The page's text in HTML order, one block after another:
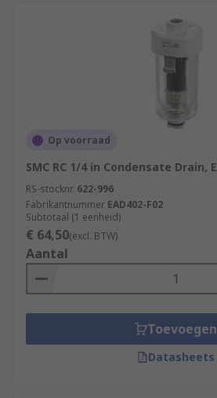
Op voorraad
SMC RC 1/4 in Condensate Drain,
RS-stocknr. 622-996
Fabrikantnummer EAD402-F02
Subtotaal (1 eenheid)
€ 64,50(excl. BTW)
Aantal
Toevoegen
Datasheets